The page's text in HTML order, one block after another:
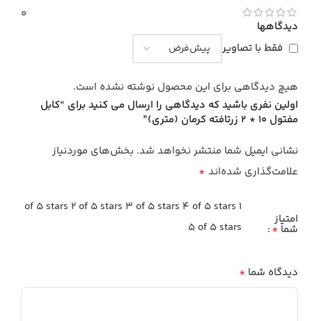
0
دیدگاهها
فقط با تصاویر
هیچ دیدگاهی برای این محصول نوشته نشده است.
اولین نفری باشید که دیدگاهی را ارسال می کنید برای “کابل
مفتول 10 * 2 زرتافته کرمان (متری)”
نشانی ایمیل شما منتشر نخواهد شد. بخش‌های موردنیاز
علامت‌گذاری شده‌اند *
امتیاز
شما*
1 of 5 stars
2 of 5 stars 3 of 5 stars 4 of 5 stars
5 of 5 stars
دیدگاه شما *